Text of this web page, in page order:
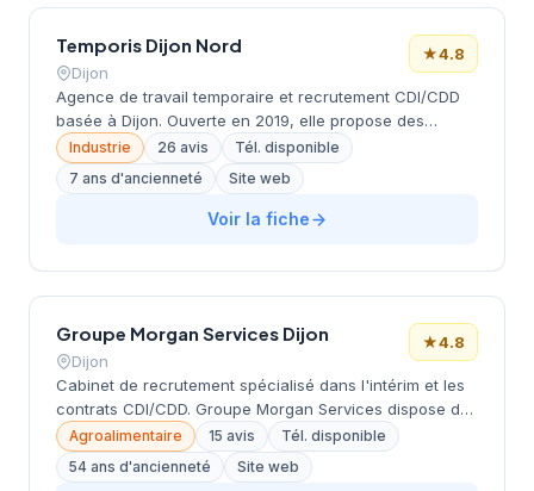
Temporis Dijon Nord
Dijon
★4.8
Agence de travail temporaire et recrutement CDI/CDD
basée à Dijon. Ouverte en 2019, elle propose des
solutions d'emploi en intérim et contrats durables,
principalement dans l'industrie, la logistique et les
métiers techniques (chauffeurs, techniciens,
opérateurs de production). Équipe de 4 personnes
Industrie 26 avis
Tél. disponible
7 ans d'ancienneté
Site web
Voir la fiche
Groupe Morgan Services Dijon
Dijon
★4.8
Cabinet de recrutement spécialisé dans l'intérim et les
contrats CDI/CDD. Groupe Morgan Services dispose de
plus de 100 agences en France, Belgique, Luxembourg
et Suisse. Le groupe propose 1615 offres d'emploi
actives, principalement dans les secteurs de l'industrie,
Agroalimentaire 15 avis
Tél. disponible
54 ans d'ancienneté
Site web